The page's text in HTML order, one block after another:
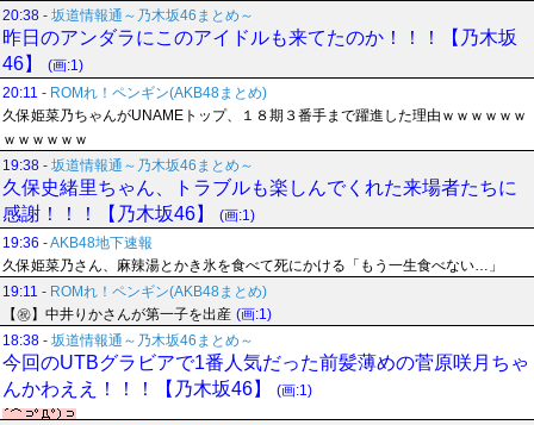
20:38 - 坂道情報通～乃木坂46まとめ～
昨日のアンダラにこのアイドルも来てたのか！！！【乃木坂
46】
(画:1)
20:11 - ROMれ！ペンギン(AKB48まとめ)
久保姫菜乃ちゃんがUNAMEトップ、１８期３番手まで躍進した理由ｗｗｗｗｗｗ
ｗｗｗｗｗｗ
19:38 - 坂道情報通～乃木坂46まとめ～
久保史緒里ちゃん、トラブルも楽しんでくれた来場者たちに
感謝！！！【乃木坂46】
(画:1)
19:36 -AKB48地下速報
久保姫菜乃さん、麻辣湯とかき氷を食べて死にかける「もう一生食べない…」
19:11 - ROMれ！ペンギン(AKB48まとめ)
【㊗】中井りかさんが第一子を出産 (画:1)
18:38 - 坂道情報通～乃木坂46まとめ～
今回のUTBグラビアで1番人気だった前髪薄めの菅原咲月ちゃ
んかわええ！！！【乃木坂46】
(画:1)